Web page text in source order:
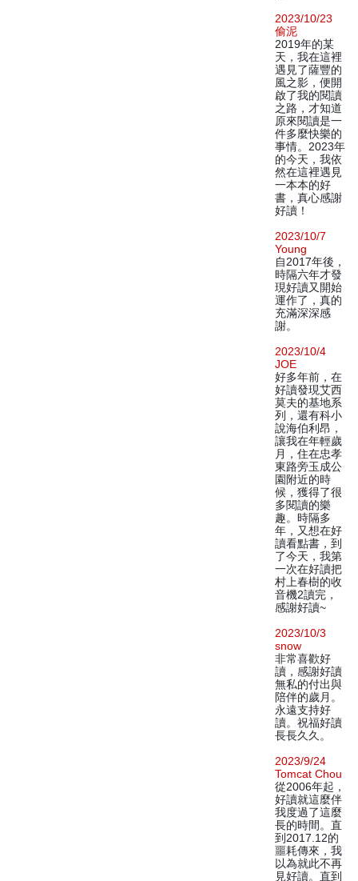
2023/10/23
偷泥
2019年的某
天，我在這裡
遇見了薩豐的
風之影，便開
啟了我的閱讀
之路，才知道
原來閱讀是一
件多麼快樂的
事情。2023年
的今天，我依
然在這裡遇見
一本本的好
書，真心感謝
好讀！
2023/10/7
Young
自2017年後，
時隔六年才發
現好讀又開始
運作了，真的
充滿深深感
謝。
2023/10/4
JOE
好多年前，在
好讀發現艾西
莫夫的基地系
列，還有科小
說海伯利昂，
讓我在年輕歲
月，住在忠孝
東路旁玉成公
園附近的時
候，獲得了很
多閱讀的樂
趣。時隔多
年，又想在好
讀看點書，到
了今天，我第
一次在好讀把
村上春樹的收
音機2讀完，
感謝好讀~
2023/10/3
snow
非常喜歡好
讀，感謝好讀
無私的付出與
陪伴的歲月。
永遠支持好
讀。祝福好讀
長長久久。
2023/9/24
Tomcat Chou
從2006年起，
好讀就這麼伴
我度過了這麼
長的時間。直
到2017.12的
噩耗傳來，我
以為就此不再
見好讀。直到